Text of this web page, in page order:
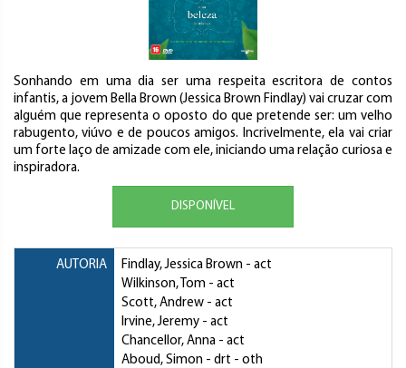
Sonhando em uma dia ser uma respeita escritora de contos
infantis, a jovem Bella Brown (Jessica Brown Findlay) vai cruzar com
alguém que representa o oposto do que pretende ser: um velho
rabugento, viúvo e de poucos amigos. Incrivelmente, ela vai criar
um forte laço de amizade com ele, iniciando uma relação curiosa e
inspiradora.
DISPONÍVEL
AUTORIA Findlay, Jessica Brown - act
Wilkinson, Tom - act
Scott, Andrew - act
Irvine, Jeremy - act
Chancellor, Anna - act
Aboud, Simon - drt - oth